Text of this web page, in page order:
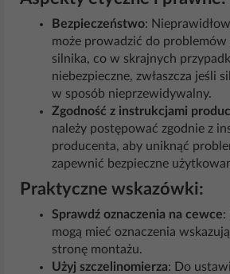
Bezpieczeństwo:
może prowadzić do problemów
silnika, co w skrajnych
niebezpieczne, zwłaszcza jeśli
w sposób nieprzewidywalny.
Zgodność z instrukcjami
należy postępować zgodnie z
producenta, aby uniknąć
zapewnić bezpieczne
Praktyczne wskazówki:
Sprawdź oznaczenia na cewce:
mogą mieć oznaczenia
stronę montażu.
Użyj szczelinomierza: Do